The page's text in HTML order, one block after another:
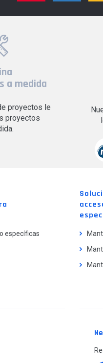
a medida
proyectos le
proyectos
específicas